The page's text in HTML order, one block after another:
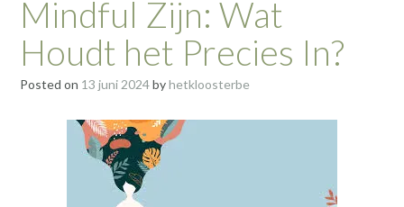
Mindful Zijn: Wat
Houdt het Precies In?
Posted on 13 juni 2024byhetkloosterbe